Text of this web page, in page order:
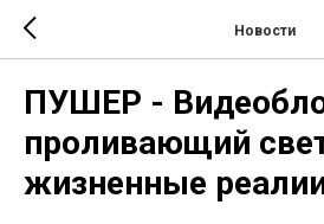
Новости
ПУШЕР -
проливающий
жизненные